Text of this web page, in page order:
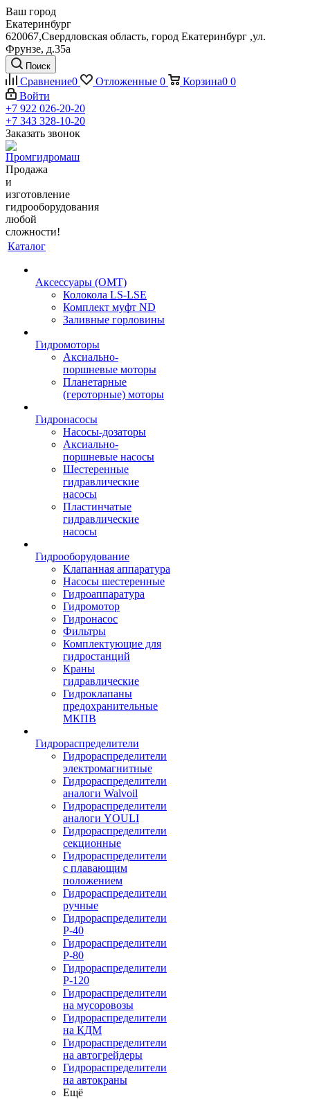
Ваш город
Екатеринбург
620067,Свердловская область, город Екатеринбург ,ул.
Фрунзе, д.35а
Поиск
Сравнение0 Отложенные 0 Корзина0 0
Войти
+7 922 026-20-20
+7 343 328-10-20
Заказать звонок
Продажа
и
изготовление
гидрооборудования
любой
сложности!
Каталог
Аксессуары (OMT)
Колокола LS-LSE
Комплект муфт ND
Заливные горловины
Гидромоторы
Аксиально-
поршневые моторы
Планетарные
(героторные) моторы
Гидронасосы
Насосы-дозаторы
Аксиально-
поршневые насосы
Шестеренные
гидравлические
насосы
Пластинчатые
гидравлические
насосы
Гидрооборудование
Клапанная аппаратура
Насосы шестеренные
Гидроаппаратура
Гидромотор
Гидронасос
Фильтры
Комплектующие для
гидростанций
Краны
гидравлические
Гидроклапаны
предохранительные
МКПВ
Гидрораспределители
Гидрораспределители
электромагнитные
Гидрораспределители
аналоги Walvoil
Гидрораспределители
аналоги YOULI
Гидрораспределители
секционные
Гидрораспределители
с плавающим
положением
Гидрораспределители
ручные
Гидрораспределители
Р-40
Гидрораспределители
Р-80
Гидрораспределители
Р-120
Гидрораспределители
на мусоровозы
Гидрораспределители
на КДМ
Гидрораспределители
на автогрейдеры
Гидрораспределители
на автокраны
Ещё